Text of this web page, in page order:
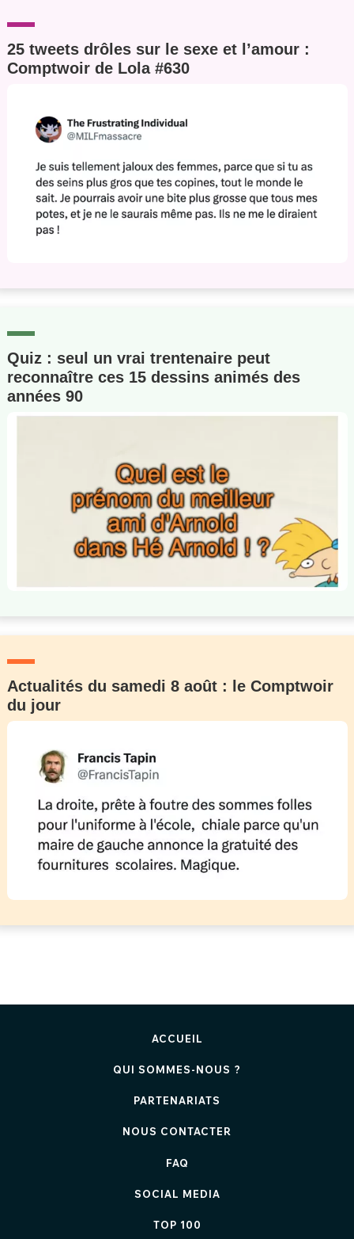
25 tweets drôles sur le sexe et l’amour :
Comptwoir de Lola #630
Quiz : seul un vrai trentenaire peut
reconnaître ces 15 dessins animés des
années 90
Actualités du samedi 8 août : le Comptwoir
du jour
ACCUEIL
QUI SOMMES-NOUS ?
PARTENARIATS
NOUS CONTACTER
FAQ
SOCIAL MEDIA
TOP 100